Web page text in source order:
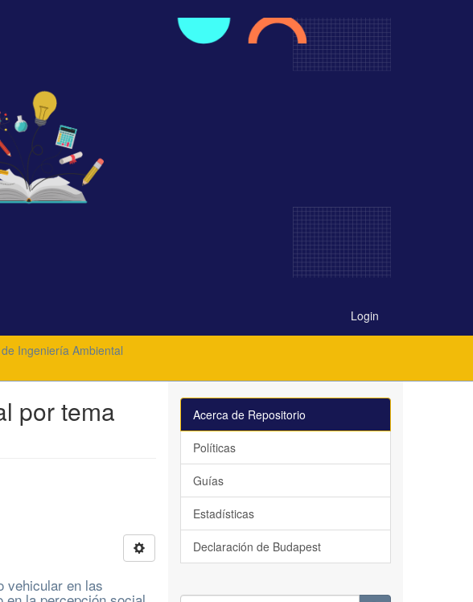
Login
Ingeniería Ambiental
por tema
vehicular en las
Acerca de Repositorio
Políticas
Guías
Estadísticas
Declaración de Budapest